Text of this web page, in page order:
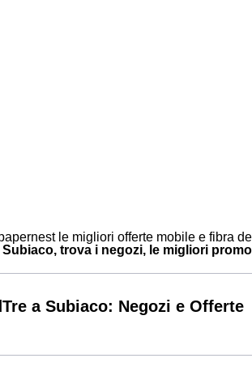
le migliori offerte mobile e fibra
Subiaco, trova i negozi, le migliori
a Subiaco: Negozi e Offerte